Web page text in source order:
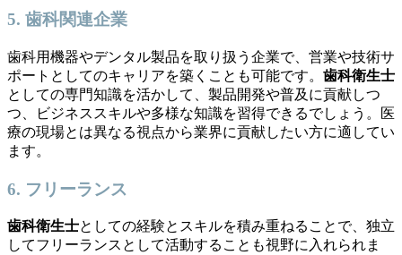
5. 歯科関連企業
歯科用機器やデンタル製品を取り扱う企業で、営業や技術サ
ポートとしてのキャリアを築くことも可能です。 歯科衛生士
としての専門知識を活かして、製品開発や普及に貢献しつ
つ、ビジネススキルや多様な知識を習得できるでしょう。医
療の現場とは異なる視点から業界に貢献したい方に適してい
ます。
6. フリーランス
歯科衛生士としての経験とスキルを積み重ねることで、独立
してフリーランスとして活動することも視野に入れられま